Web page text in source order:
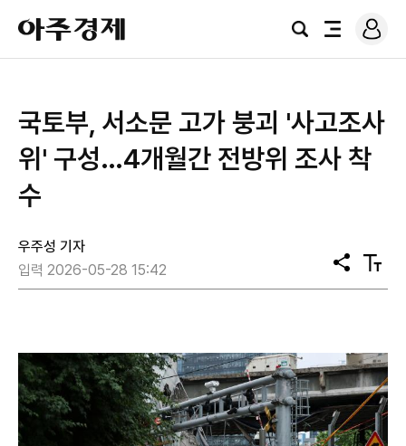
아
주
경
검
전
로
그
국토부, 서소문 고가 붕괴 '사고조사
위' 구성…4개월간 전방위 조사 착
수
우주성 기자
입력 2026-05-28 15:42
공
유
텍
스